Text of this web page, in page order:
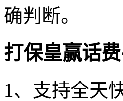
确判断。
打保皇赢话
1、支持全天